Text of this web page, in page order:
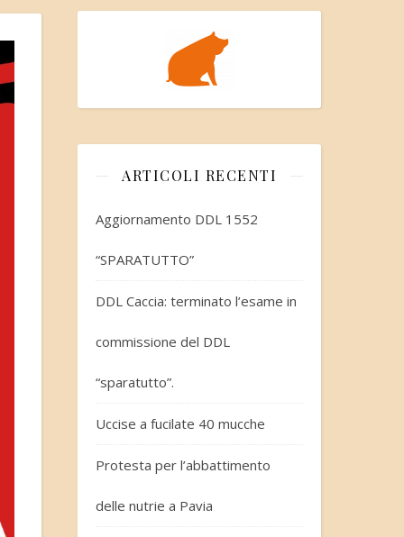
ARTICOLI RECENTI
Aggiornamento DDL 1552
“SPARATUTTO”
DDL Caccia: terminato l’esame in
commissione del DDL
“sparatutto”.
Uccise a fucilate 40 mucche
Protesta per l’abbattimento
delle nutrie a Pavia